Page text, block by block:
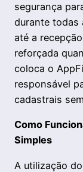
segurança
durante todas
até a
reforçada
coloca o
responsável
cadastrais
Como
Simples
A utilização